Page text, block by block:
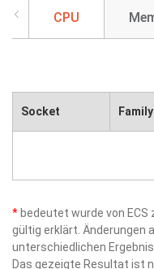
CPU
Socket Family
* bedeutet wurde von
gültig erklärt. Änderungen
unterschiedlichen
Das gezeigte Resultat ist